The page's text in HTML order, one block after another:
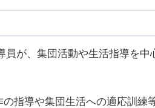
が、集団活動や生活指導を
指導や集団生活への適応訓練